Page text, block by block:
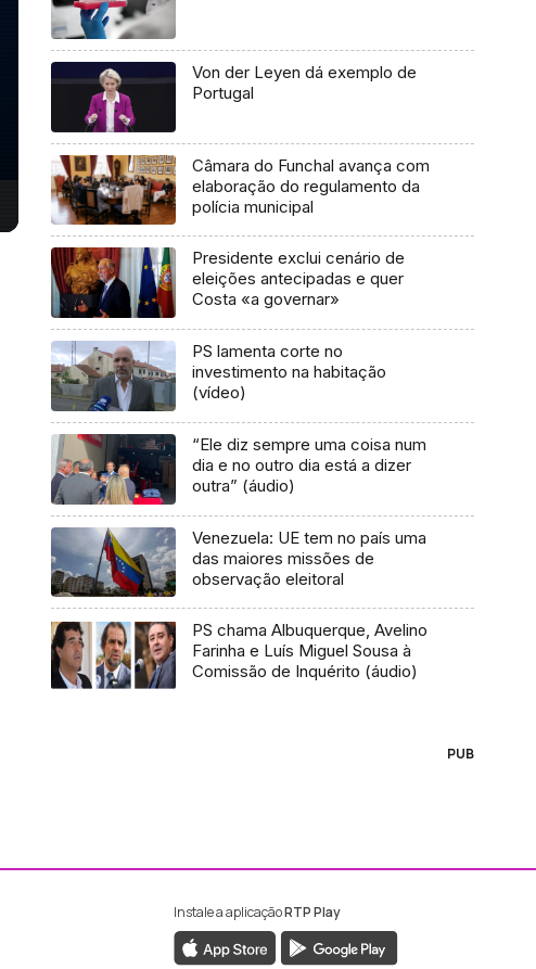
Von der Leyen dá exemplo de
Portugal
Câmara do Funchal avança com
elaboração do regulamento da
polícia municipal
Presidente exclui cenário de
eleições antecipadas e quer
Costa «a governar»
PS lamenta corte no
investimento na habitação
(vídeo)
“Ele diz sempre uma coisa num
dia e no outro dia está a dizer
outra” (áudio)
Venezuela: UE tem no país uma
das maiores missões de
observação eleitoral
PS chama Albuquerque, Avelino
Farinha e Luís Miguel Sousa à
Comissão de Inquérito (áudio)
PUB
da RTP Madeira
Instagram da RTP Madeira
Instale a aplicaçãoRTP Play